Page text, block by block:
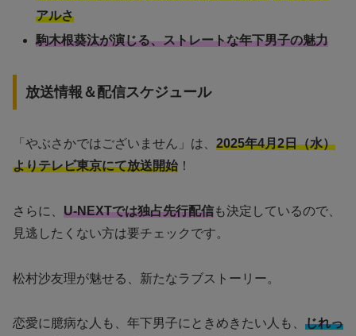
アルさ
駒木根葵汰が演じる、ストレートな年下男子の魅力
放送情報＆配信スケジュール
「やぶさかではございません」は、 2025年4月2日（水）
よりテレビ東京にて放送開始 ！
さらに、 U-NEXTでは独占先行配信も決定しているので、
見逃したくない方は要チェックです。
松村沙友理が魅せる、新たなラブストーリー。
恋愛に臆病な人も、年下男子にときめきたい人も、 じれっ